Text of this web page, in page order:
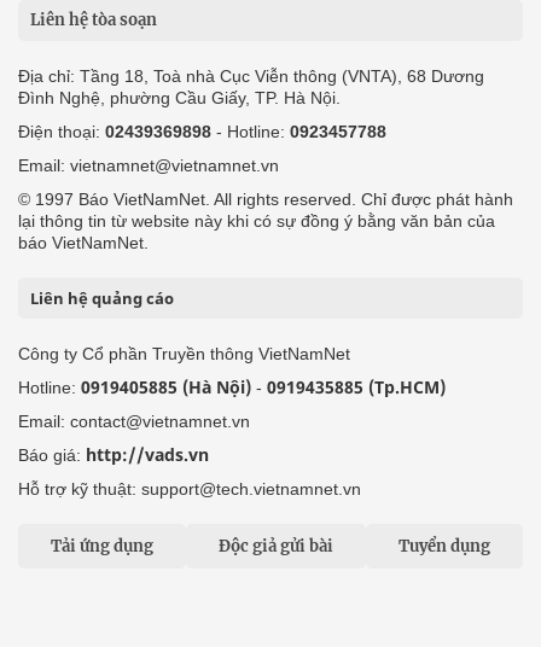
Liên hệ tòa soạn
Địa chỉ: Tầng 18, Toà nhà Cục Viễn thông (VNTA), 68 Dương
Đình Nghệ, phường Cầu Giấy, TP. Hà Nội.
Điện thoại: 02439369898 - Hotline: 0923457788
Email: vietnamnet@vietnamnet.vn
© 1997 Báo VietNamNet. All rights reserved. Chỉ được phát hành
lại thông tin từ website này khi có sự đồng ý bằng văn bản của
báo VietNamNet.
Liên hệ quảng cáo
Công ty Cổ phần Truyền thông VietNamNet
Hotline: 0919405885 (Hà Nội) - 0919435885 (Tp.HCM)
Email: contact@vietnamnet.vn
Báo giá: http://vads.vn
Hỗ trợ kỹ thuật: support@tech.vietnamnet.vn
Tải ứng dụng Độc giả gửi bài Tuyển dụng